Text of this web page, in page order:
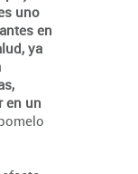
uno
en
ya
en un